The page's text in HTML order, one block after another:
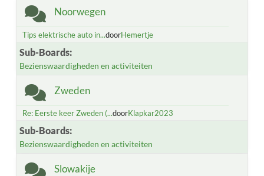
Noorwegen
Tips elektrische auto in...doorHemertje
Sub-Boards
Bezienswaardigheden en activiteiten
Zweden
Re: Eerste keer Zweden (...doorKlapkar2023
Sub-Boards
Bezienswaardigheden en activiteiten
Slowakije